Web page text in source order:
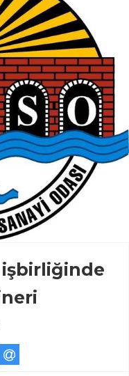
işbirliğinde